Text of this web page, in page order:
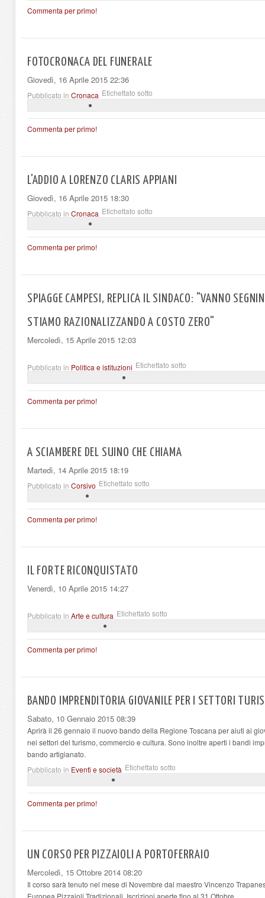
Commenta per primo!
FOTOCRONACA DEL FUNERALE
Giovedì, 16 Aprile 2015 22:36
Pubblicato in Cronaca Etichettato sotto
Commenta per primo!
L'ADDIO A LORENZO CLARIS APPIANI
Giovedì, 16 Aprile 2015 18:30
Pubblicato in Cronaca Etichettato sotto
Commenta per primo!
SPIAGGE CAMPESI, REPLICA IL SINDACO: "VANNO
STIAMO RAZIONALIZZANDO A COSTO ZERO"
Mercoledì, 15 Aprile 2015 12:03
Pubblicato in Politica e istituzioni Etichettato sotto
Commenta per primo!
A SCIAMBERE DEL SUINO CHE CHIAMA
Martedì, 14 Aprile 2015 18:19
Pubblicato in Corsivo Etichettato sotto
Commenta per primo!
IL FORTE RICONQUISTATO
Venerdì, 10 Aprile 2015 14:27
Pubblicato in Arte e cultura Etichettato sotto
Commenta per primo!
BANDO IMPRENDITORIA GIOVANILE PER I SETTORI
Sabato, 10 Gennaio 2015 08:39
Aprirà il 26 gennaio il nuovo bando della Regione Toscana per aiuti ai
nei settori del turismo, commercio e cultura. Sono inoltre aperti i bandi
bando artigianato.
Pubblicato in Eventi e società Etichettato sotto
Commenta per primo!
UN CORSO PER PIZZAIOLI A PORTOFERRAIO
Mercoledì, 15 Ottobre 2014 08:20
Il corso sarà tenuto nel mese di Novembre dal maestro Vincenzo
Europea Pizzaioli Tradizionali. Iscrizioni aperte fino al 31 Ottobre.